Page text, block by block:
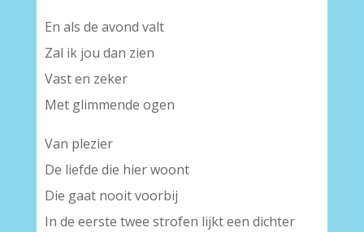
En als de avond valt
Zal ik jou dan zien
Vast en zeker
Met glimmende ogen
Van plezier
De liefde die hier woont
Die gaat nooit voorbij
In de eerste twee strofen lijkt een dichter